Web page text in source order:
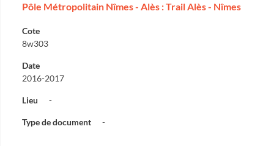
Pôle Métropolitain Nîmes - Alès : Trail Alès - Nîmes
Cote
8w303
Date
2016-2017
Lieu -
Type de document -